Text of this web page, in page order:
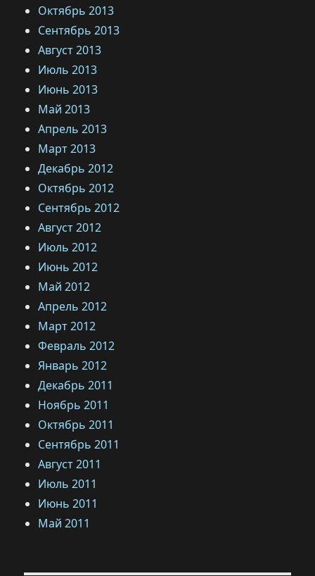
Октябрь 2013
Сентябрь 2013
Август 2013
Июль 2013
Июнь 2013
Май 2013
Апрель 2013
Март 2013
Декабрь 2012
Октябрь 2012
Сентябрь 2012
Август 2012
Июль 2012
Июнь 2012
Май 2012
Апрель 2012
Март 2012
Февраль 2012
Январь 2012
Декабрь 2011
Ноябрь 2011
Октябрь 2011
Сентябрь 2011
Август 2011
Июль 2011
Июнь 2011
Май 2011